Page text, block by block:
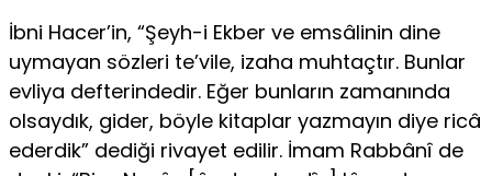
İbni Hacer’in, “Şeyh-i Ekber ve emsâlinin dine
uymayan sözleri te’vile, izaha muhtaçtır. Bunlar
evliya defterindedir. Eğer bunların zamanında
olsaydık, gider, böyle kitaplar yazmayın diye ricâ
ederdik” dediği rivayet edilir. İmam Rabbânî de